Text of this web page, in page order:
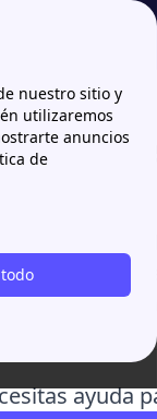
nuestro sitio y
utilizaremos
anuncios
de
de Control de
es el
de
máxima
te
ayuda